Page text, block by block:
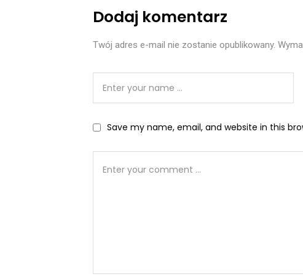
Dodaj komentarz
Twój adres e-mail nie zostanie opublikowany.
Save my name, email, and website in this